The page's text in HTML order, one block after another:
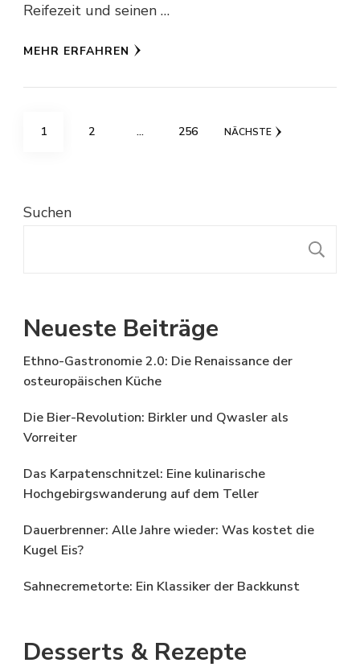
Reifezeit und seinen …
MEHR ERFAHREN
Seitennummerierung
SEITE
1 SEITE
2 … SEITE
256 NÄCHSTE
Suchen
Neueste Beiträge
Ethno-Gastronomie 2.0: Die Renaissance der
osteuropäischen Küche
Die Bier-Revolution: Birkler und Qwasler als
Vorreiter
Das Karpatenschnitzel: Eine kulinarische
Hochgebirgswanderung auf dem Teller
Dauerbrenner: Alle Jahre wieder: Was kostet die
Kugel Eis?
Sahnecremetorte: Ein Klassiker der Backkunst
Desserts & Rezepte